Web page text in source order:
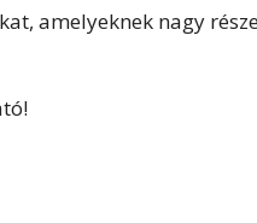
amelyeknek nagy